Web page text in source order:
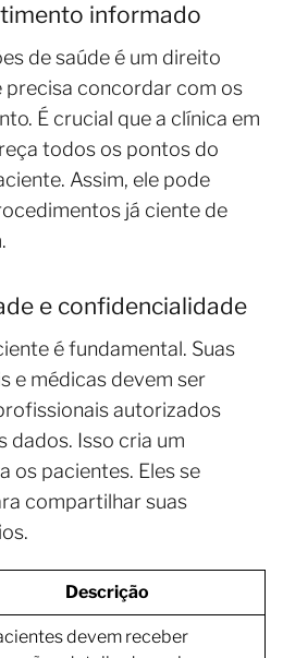
informado
de saúde é um direito
precisa concordar com os
É crucial que a clínica em
todos os pontos do
Assim, ele pode
já ciente de
e confidencialidade
é fundamental. Suas
e médicas devem ser
autorizados
dados. Isso cria um
os pacientes. Eles se
compartilhar suas
Descrição
devem receber